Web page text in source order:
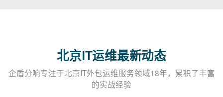
北京IT运维最新动态
企盾分响专注于北京IT外包运维服务领域18年，累积了丰富
的实战经验